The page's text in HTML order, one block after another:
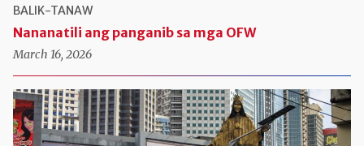
BALIK-TANAW
Nananatili ang panganib sa mga OFW
March 16, 2026